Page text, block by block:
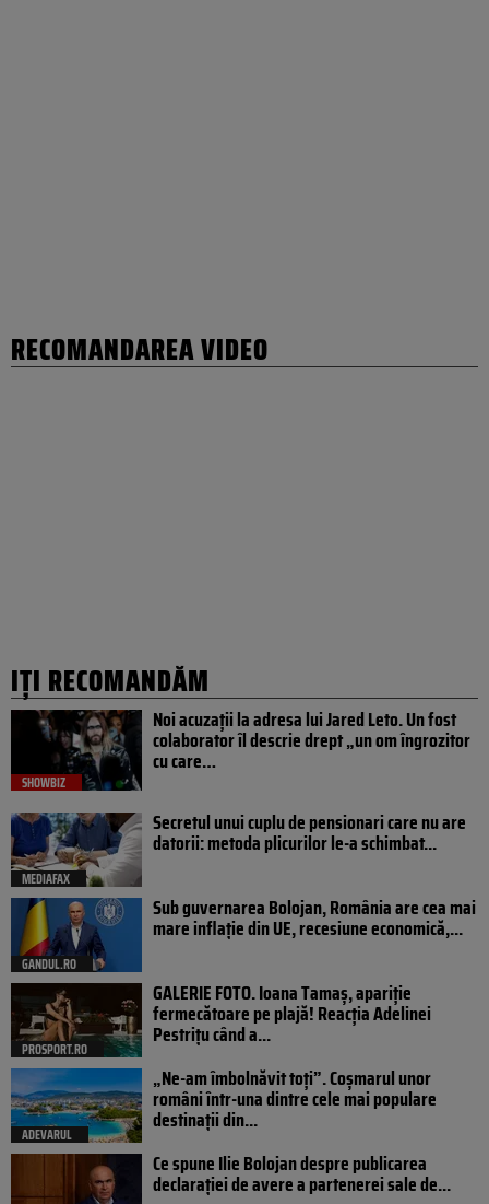
RECOMANDAREA VIDEO
IȚI RECOMANDĂM
SHOWBIZ
Noi acuzații la adresa lui Jared Leto. Un fost
colaborator îl descrie drept „un om îngrozitor
cu care…
MEDIAFAX
Secretul unui cuplu de pensionari care nu are
datorii: metoda plicurilor le-a schimbat...
GANDUL.RO
Sub guvernarea Bolojan, România are cea mai
mare inflație din UE, recesiune economică,...
PROSPORT.RO
GALERIE FOTO. Ioana Tamaş, apariție
fermecătoare pe plajă! Reacția Adelinei
Pestrițu când a...
ADEVARUL
„Ne-am îmbolnăvit toți”. Coșmarul unor
români într-una dintre cele mai populare
destinații din...
Ce spune Ilie Bolojan despre publicarea
declarației de avere a partenerei sale de...